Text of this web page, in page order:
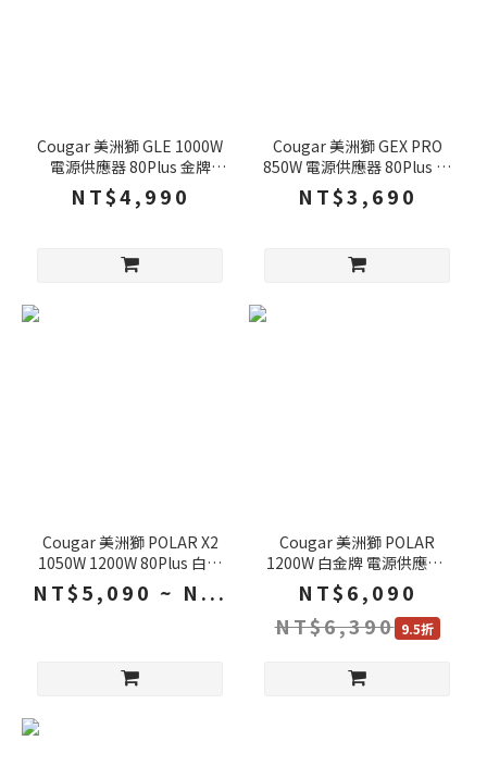
Cougar 美洲獅 GLE 1000W
電源供應器 80Plus 金牌
PCIe Gen 5.1 ATX 3.1 全模組
金牌電源供應器 電供
NT$4,990
Cougar 美洲獅 GEX PRO
850W 電源供應器 80Plus 金
牌 PCIe Gen 5.0 ATX 3.1 全
模組 金牌電源供應器
NT$3,690
Cougar 美洲獅 POLAR X2
1050W 1200W 80Plus 白金
牌認證 全模組ATX3.0 電源供
應器
NT$5,090 ~ N...
Cougar 美洲獅 POLAR
1200W 白金牌 電源供應器/
環保/高效/靜音/全模組化電
源
NT$6,090
NT$6,390 9.5折